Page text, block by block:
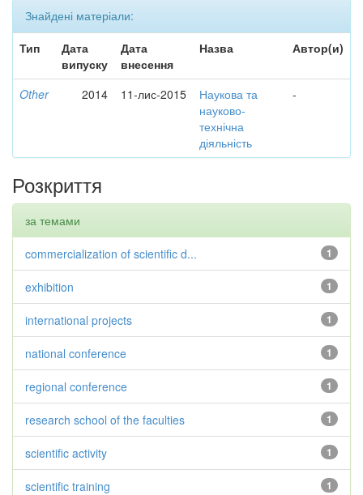
Знайдені матеріали:
Тип
Дата
випуску
Дата
внесення
Назва Автор(и)
Other 2014 11-лис-2015
Наукова та
науково-
технічна
діяльність
-
Розкриття
за темами
1
commercialization of scientific d...
1
exhibition
1
international projects
1
national conference
1
regional conference
1
research school of the faculties
1
scientific activity
1
scientific training